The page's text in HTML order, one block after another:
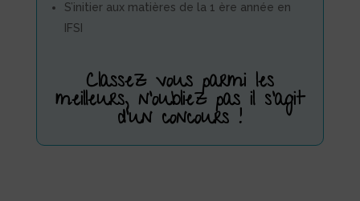
S’initier aux matières de la 1 ère année en
IFSI
Classez vous parmi les
meilleurs, n’oubliez pas il s’agit
d’un concours !